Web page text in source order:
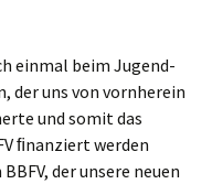
ein­mal beim Jugend­
der uns von vorn­her­ein
und somit das
ﬁnan­ziert wer­den
der unse­re neu­en